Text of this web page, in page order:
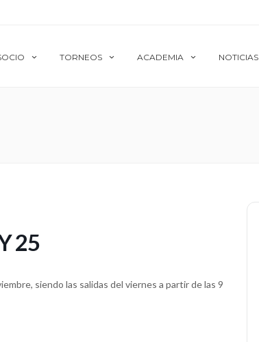
TORNEOS ACADEMIA NOTICIAS
25
siendo las salidas del viernes a partir de las 9